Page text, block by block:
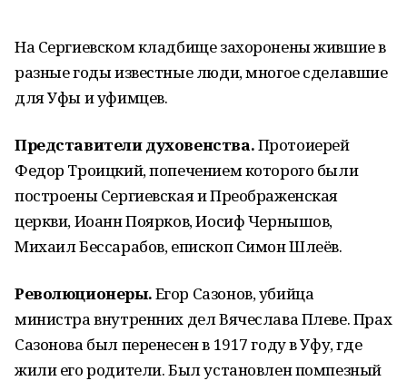
На Сергиевском кладбище захоронены жившие в
разные годы известные люди, многое сделавшие
для Уфы и уфимцев.
Представители духовенства.Протоиерей
Федор Троицкий, попечением которого были
построены Сергиевская и Преображенская
церкви, Иоанн Поярков, Иосиф Чернышов,
Михаил Бессарабов, епископ Симон Шлеёв.
Революционеры.Егор Сазонов, убийца
министра внутренних дел Вячеслава Плеве. Прах
Сазонова был перенесен в 1917 году в Уфу, где
жили его родители. Был установлен помпезный